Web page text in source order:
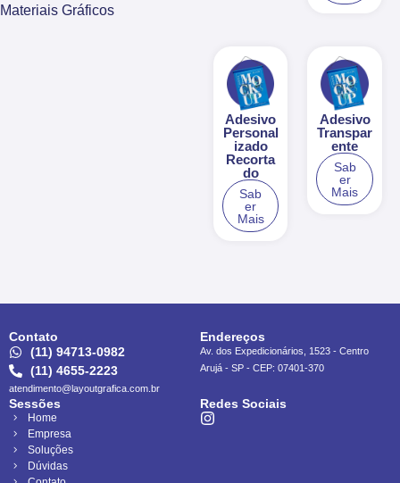
Materiais Gráficos
Adesivo
Personal
izado
Recorta
do
Sab
er
Mais
Adesivo
Transpar
ente
Sab
er
Mais
Contato
(11) 94713-0982
(11) 4655-2223
atendimento@layoutgrafica.com.br
Endereços
Av. dos Expedicionários, 1523 - Centro
Arujá - SP - CEP: 07401-370
Sessões
Home
Empresa
Soluções
Dúvidas
Redes Sociais